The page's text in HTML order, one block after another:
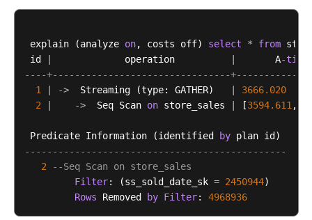
指
南
践
explain (analyze on, costs off) select * from
id
             operation
       A
-time
----+--------------------------------
1
->
  Streaming (type: GATHER)
3666.020
2
->
  Seq Scan
on store_sales [3594.611 ,
Predicate Information (identified by
-----------------------------------------------
2
--Seq Scan on store_sales
Filter: (ss_sold_date_sk = 2450944)
Rows Removed by Filter: 4968936